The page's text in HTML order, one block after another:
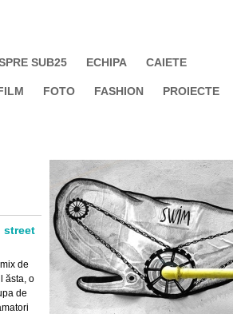
SUB25 ECHIPA CAIETE
FOTO FASHION PROIECTE
street
de
ăsta, o
de